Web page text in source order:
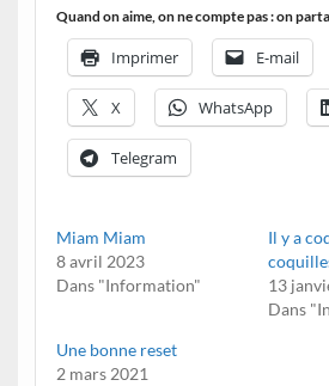
Quand on aime, on ne compte pas : on
Imprimer E-mail
X WhatsApp
Telegram
Miam Miam
8 avril 2023
Dans "Information"
Il y a
13
Dans
Une bonne reset
2 mars 2021